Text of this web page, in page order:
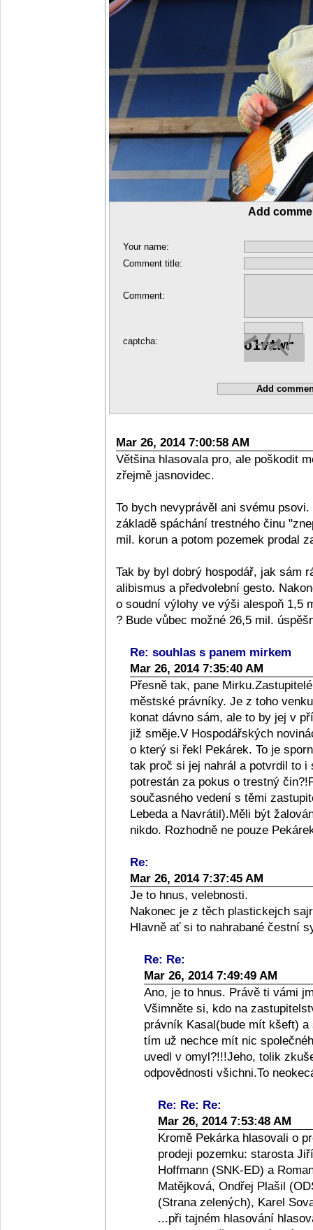
Add
Your name:
Comment title:
Comment:
captcha:
Mar 26, 2014 7:00:58 AM
Většina hlasovala pro, ale poškodit
zřejmě jasnovidec.
To bych nevyprávěl ani svému
základě spáchání trestného činu
mil. korun a potom pozemek prodal
Tak by byl dobrý hospodář, jak sám
alibismus a předvolební gesto.
o soudní výlohy ve výši alespoň 1,5
? Bude vůbec možné 26,5 mil.
Re: souhlas s panem mirkem
Mar 26, 2014 7:35:40 AM
Přesně tak, pane
městské právníky. Je z toho
konat dávno sám, ale to by jej v
již směje.V Hospodářských
o který si řekl Pekárek. To je
tak proč si jej nahrál a potvrdil to i
potrestán za pokus o trestný
současného vedení s těmi
Lebeda a Navrátil).Měli být
nikdo. Rozhodně ne pouze
Re:
Mar 26, 2014 7:37:45 AM
Je to hnus, velebnosti.
Nakonec je z těch plastickejch
Hlavně ať si to nahrabané čestní
Re: Re:
Mar 26, 2014 7:49:49 AM
Ano, je to hnus. Právě ti vámi
Všimněte si, kdo na
právník Kasal(bude mít kšeft)
tím už nechce mít nic
uvedl v omyl?!!!Jeho, tolik
odpovědnosti všichni.To
Re: Re: Re:
Mar 26, 2014 7:53:48 AM
Kromě Pekárka hlasovali o
prodeji pozemku: starosta
Hoffmann (SNK-ED) a
Matějková, Ondřej Plašil
(Strana zelených), Karel
...při tajném hlasování